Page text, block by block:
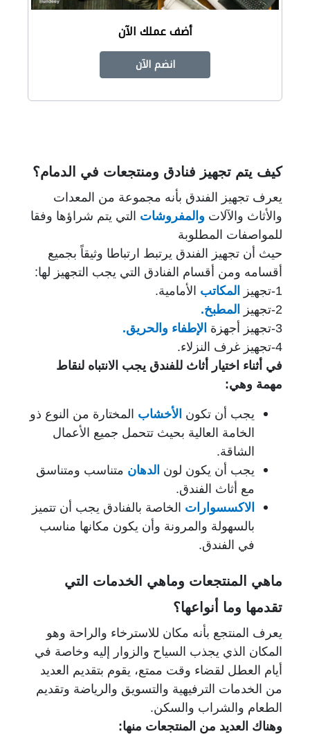
أضف عملك الآن
انضم الآن
كيف يتم تجهيز فنادق ومنتجعات في الدمام؟
يعرف تجهيز الفندق بأنه مجموعة من المعدات
والأثاث والآلات والمفروشات التي يتم شراؤها وفقا
للمواصفات المطلوبة
حيث أن تجهيز الفندق يرتبط ارتباطا وثيقاً بجميع
أقسامه ومن أقسام الفنادق التي يجب التجهيز لها:
1-تجهيز
المكاتب الأمامية.
2-تجهيز
المطبخ.
3-تجهيز أجهزة
الإطفاء والحريق.
4-تجهيز غرف النزلاء.
في أثناء اختيار أثاث للفندق يجب الانتباه لنقاط
مهمة وهي:
يجب أن تكون الأخشاب المختارة من النوع ذو
الخامة العالية بحيث تتحمل جميع الأعمال
الشاقة.
يجب أن يكون لون الدهان متناسب ومتناسق
مع أثاث الفندق.
الاكسسوارات الخاصة بالفنادق يجب أن تتميز
بالسهولة والمرونة وأن يكون مكانها مناسب
في الفندق.
ماهي المنتجعات وماهي الخدمات التي
تقدمها وما أنواعها؟
الطعام والشراب والسكن.
وهناك العديد من المنتجعات منها: